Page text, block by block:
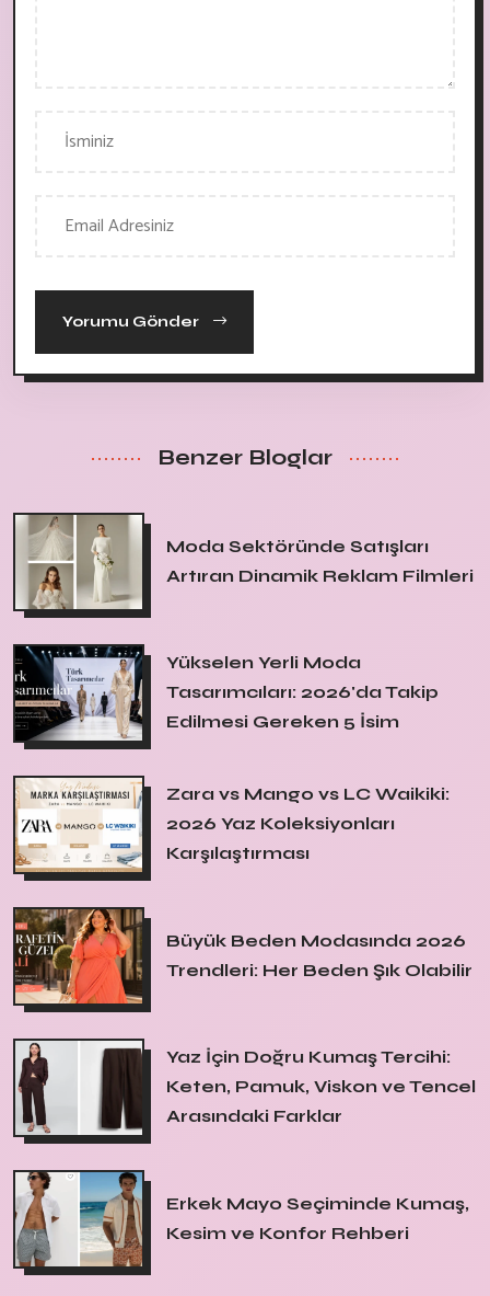
Yorumu Gönder
Benzer Bloglar
Moda Sektöründe Satışları
Artıran Dinamik Reklam Filmleri
Yükselen Yerli Moda
Tasarımcıları: 2026'da Takip
Edilmesi Gereken 5 İsim
Zara vs Mango vs LC Waikiki:
2026 Yaz Koleksiyonları
Karşılaştırması
Büyük Beden Modasında 2026
Trendleri: Her Beden Şık Olabilir
Yaz İçin Doğru Kumaş Tercihi:
Keten, Pamuk, Viskon ve Tencel
Arasındaki Farklar
Erkek Mayo Seçiminde Kumaş,
Kesim ve Konfor Rehberi